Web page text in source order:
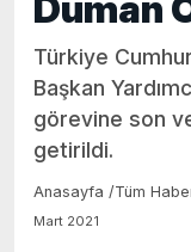
Türkiye
Başkan
görevine son
getirildi.
Anasayfa /Tüm
Mart 2021